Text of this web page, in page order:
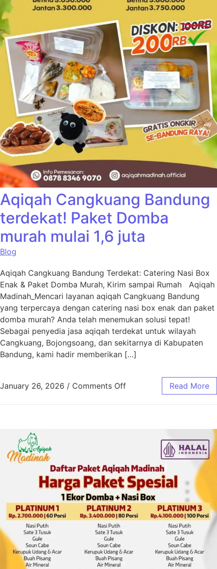
Aqiqah Cangkuang Bandung
terdekat! Paket Domba
murah mulai 1,6 juta
Blog
Aqiqah Cangkuang Bandung Terdekat: Catering Nasi Box
Enak & Paket Domba Murah, Kirim sampai Rumah Aqiqah
Madinah_Mencari layanan aqiqah Cangkuang Bandung
yang terpercaya dengan catering nasi box enak dan paket
domba murah? Anda telah menemukan solusi tepat!
Sebagai penyedia jasa aqiqah terdekat untuk wilayah
Cangkuang, Bojongsoang, dan sekitarnya di Kabupaten
Bandung, kami hadir memberikan […]
January 26, 2026 / Comments Off Read More